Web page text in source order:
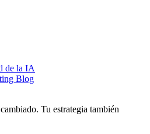
de la IA
Blog
Tu estrategia también